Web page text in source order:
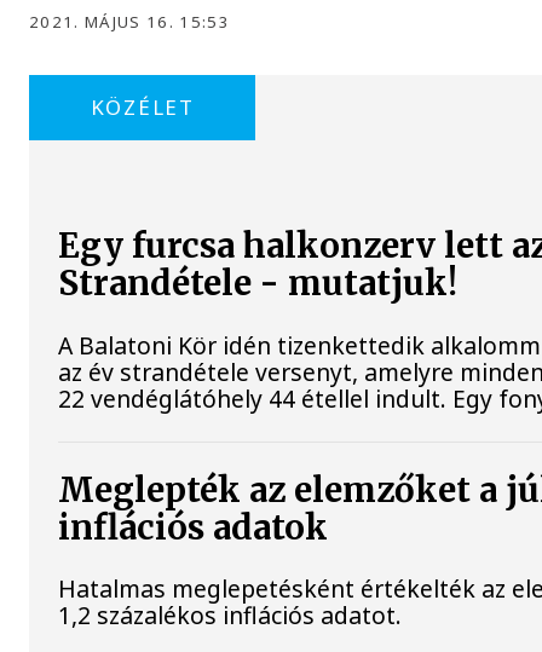
2021. MÁJUS 16. 15:53
KÖZÉLET
Egy furcsa halkonzerv lett
Strandétele - mutatjuk!
A Balatoni Kör idén tizenkettedik
az év strandétele versenyt, amelyre
22 vendéglátóhely 44 étellel indult. Egy
Meglepték az elemzőket a
inflációs adatok
Hatalmas meglepetésként értékelték az
1,2 százalékos inflációs adatot.